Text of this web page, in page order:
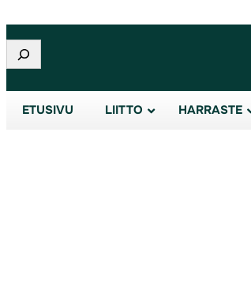
Etsi
ETUSIVU LIITTO HARRASTE